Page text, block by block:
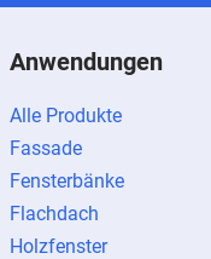
Anwendungen
Alle Produkte
Fassade
Fensterbänke
Flachdach
Holzfenster